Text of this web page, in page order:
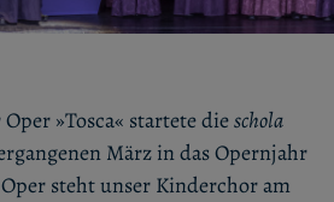
»Tosca« startete dieschola
März in das Opernjahr
steht unser Kinderchor am